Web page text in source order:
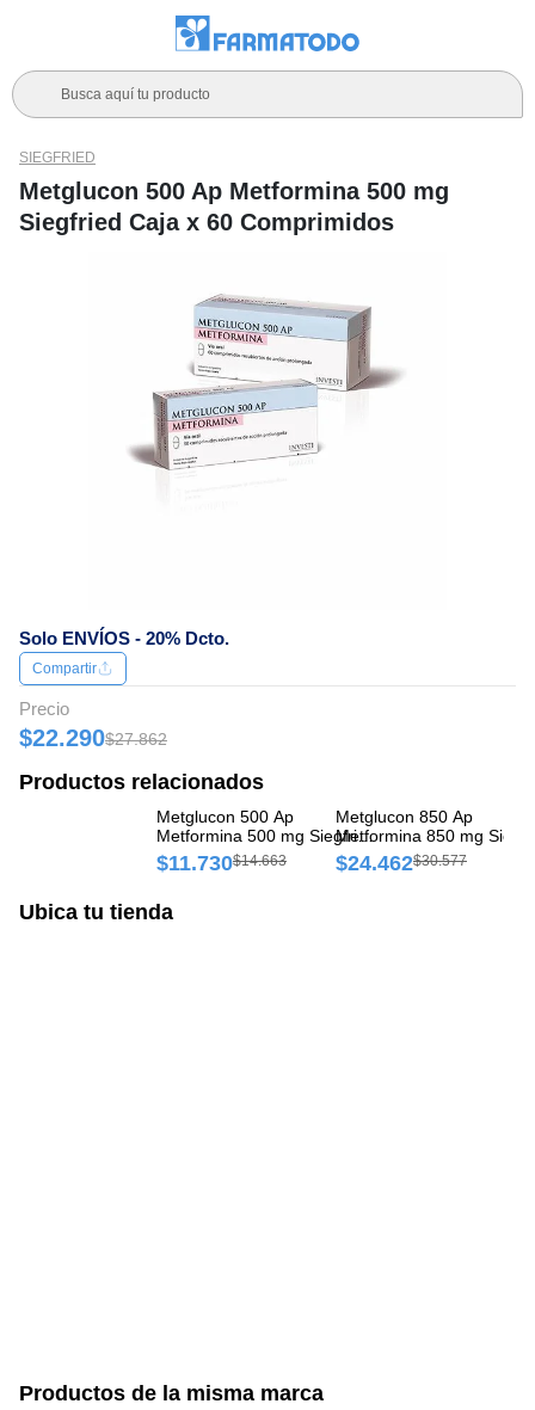
Busca aquí tu producto
Solo ENVÍOS - 20% Dcto.
SIEGFRIED
Metglucon 500 Ap Metformina 500 mg
Siegfried Caja x 60 Comprimidos
Compartir
Precio
$22.290$27.862
Productos relacionados
Metglucon 500 Ap
Metformina 500 mg Siegfried
Caja x 30 Comprimidos
$11.730$14.663
Metglucon 850 Ap
Metformina 850 mg
Caja x 60 Comprimidos
$24.462$30.577
Ubica tu tienda
Productos de la misma marca